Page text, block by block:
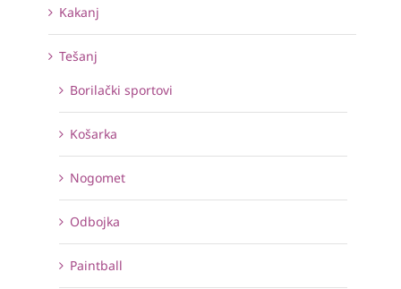
Kakanj
Tešanj
Borilački sportovi
Košarka
Nogomet
Odbojka
Paintball